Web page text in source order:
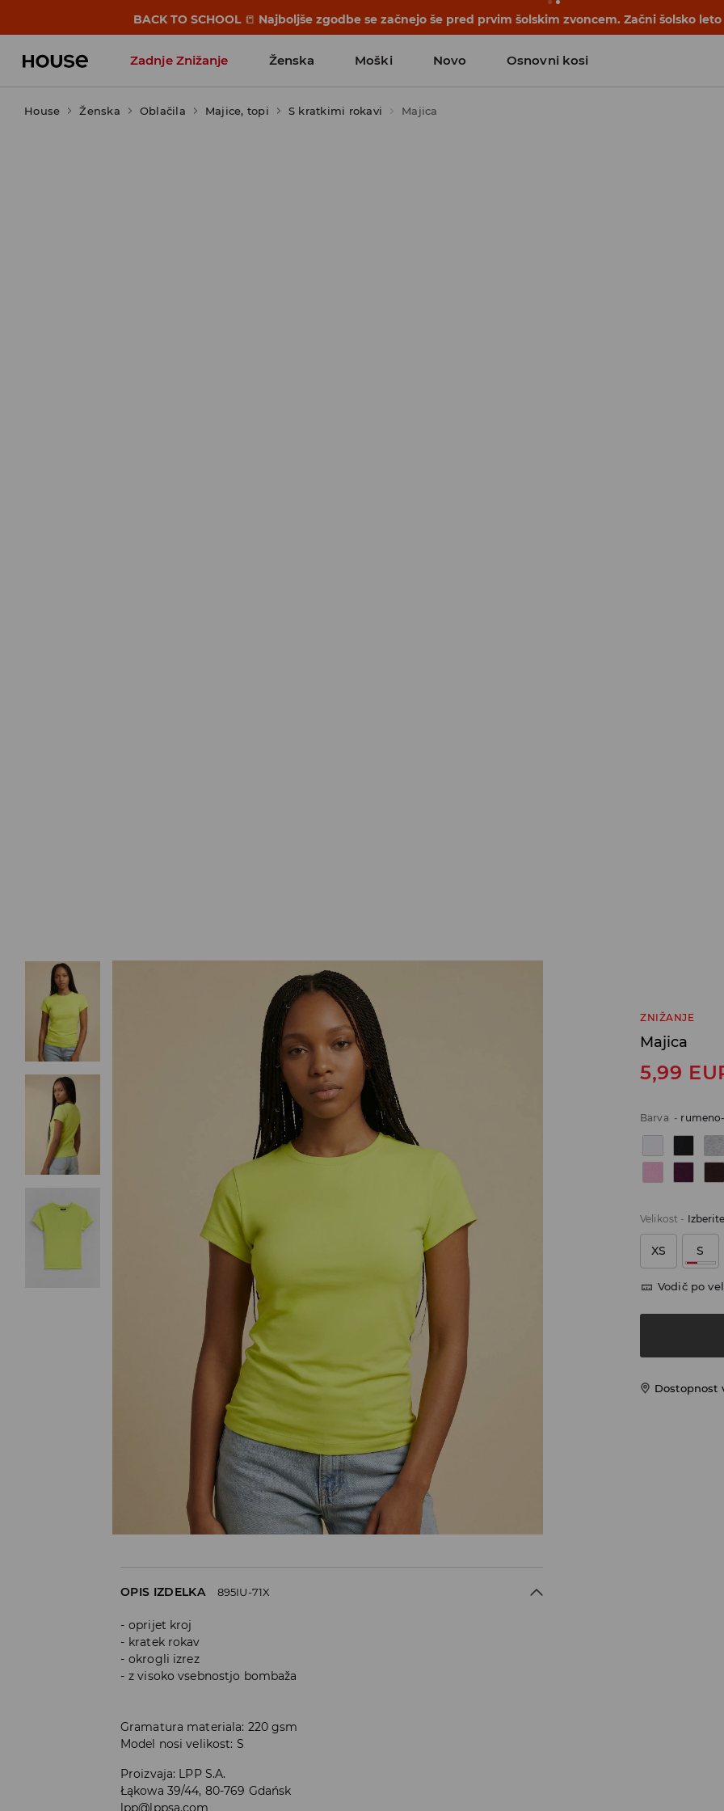
BACK TO SCHOOL 📒 Najboljše zgodbe se začnejo še pred prvim šolskim zvoncem. Začni šolsko
Zadnje Znižanje Ženska Moški Novo Osnovni kosi
Favoriti vplivnežev
House Ženska Oblačila Majice, topi S kratkimi rokavi Majica
ZNIŽANJE
Majica
5,99
Barva -
Velikost -
XS S
Vodič po
Dostopnost
OPIS IZDELKA 895IU-71X
oprijet kroj
kratek rokav
okrogli izrez
z visoko vsebnostjo bombaža
Gramatura materiala: 220 gsm
Model nosi velikost: S
Proizvaja: LPP S.A.
Łąkowa 39/44, 80-769 Gdańsk
lpp@lppsa.com